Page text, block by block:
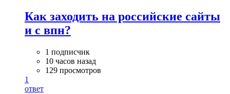
Как заходить на российские сайты
и с впн?
1 подписчик
10 часов назад
129 просмотров
1
ответ